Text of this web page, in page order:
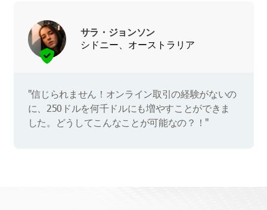
サラ・ジョンソン
シドニー、オーストラリア
"信じられません！オンライン取引の経験がないの
に、250ドルを何千ドルにも増やすことができま
した。どうしてこんなことが可能なの？！"